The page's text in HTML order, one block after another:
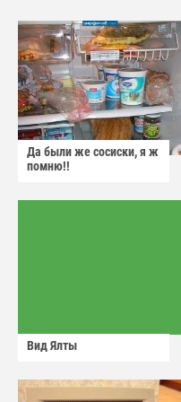
Да были же сосиски, я ж
помню!!
Вид Ялты